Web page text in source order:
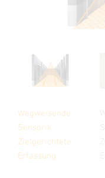
Wegweisende
Sensorik.
Zielgerichtete
Erfassung.